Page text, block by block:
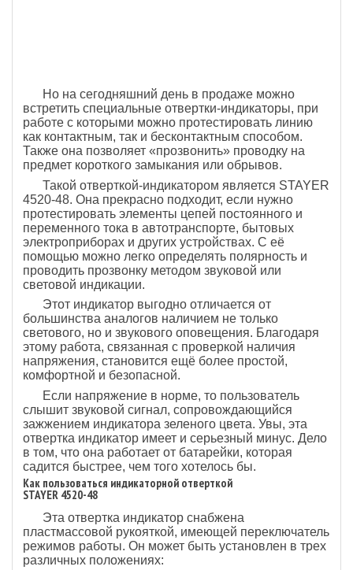
Но на сегодняшний день в продаже можно
встретить специальные отвертки-индикаторы, при
работе с которыми можно протестировать линию
как контактным, так и бесконтактным способом.
Также она позволяет «прозвонить» проводку на
предмет короткого замыкания или обрывов.
Такой отверткой-индикатором является STAYER
4520-48. Она прекрасно подходит, если нужно
протестировать элементы цепей постоянного и
переменного тока в автотранспорте, бытовых
электроприборах и других устройствах. С её
помощью можно легко определять полярность и
проводить прозвонку методом звуковой или
световой индикации.
Этот индикатор выгодно отличается от
большинства аналогов наличием не только
светового, но и звукового оповещения. Благодаря
этому работа, связанная с проверкой наличия
напряжения, становится ещё более простой,
комфортной и безопасной.
Если напряжение в норме, то пользователь
слышит звуковой сигнал, сопровождающийся
зажжением индикатора зеленого цвета. Увы, эта
отвертка индикатор имеет и серьезный минус. Дело
в том, что она работает от батарейки, которая
садится быстрее, чем того хотелось бы.
Как пользоваться индикаторной отверткой
STAYER 4520-48
Эта отвертка индикатор снабжена
пластмассовой рукояткой, имеющей переключатель
режимов работы. Он может быть установлен в трех
различных положениях: